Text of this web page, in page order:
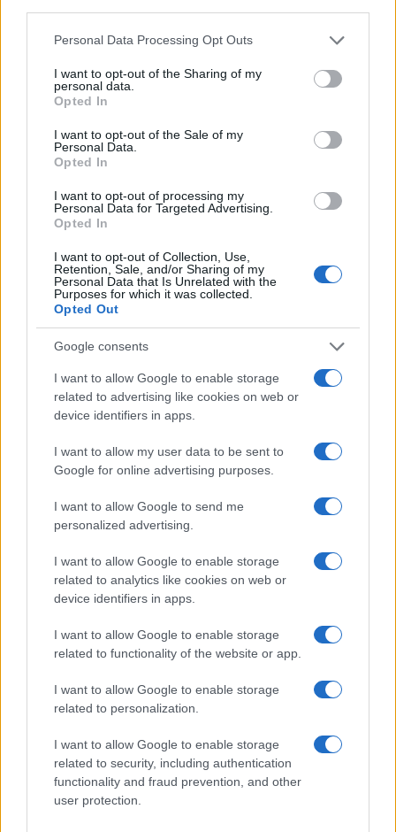
Please note that this website/app uses one or more Google
not limited to your visit or usage behaviour. You may click to
grant or deny consent to Google and its third-party tags to
use your data for below specified purposes in below Google
consent section.
Personal Data Processing Opt Outs
I want to opt-out of the Sharing of my
personal data.
Opted In
I want to opt-out of the Sale of my
Personal Data.
Opted In
I want to opt-out of processing my
Personal Data for Targeted Advertising.
Opted In
I want to opt-out of Collection, Use,
Retention, Sale, and/or Sharing of my
Personal Data that Is Unrelated with the
Purposes for which it was collected.
Opted Out
Google consents
I want to allow Google to enable storage
related to advertising like cookies on web or
device identifiers in apps.
I want to allow my user data to be sent to
Google for online advertising purposes.
I want to allow Google to send me
personalized advertising.
I want to allow Google to enable storage
related to analytics like cookies on web or
device identifiers in apps.
I want to allow Google to enable storage
related to functionality of the website or app.
I want to allow Google to enable storage
related to personalization.
I want to allow Google to enable storage
related to security, including authentication
functionality and fraud prevention, and other
user protection.
Ricevi le nostre ultime news
daGoogle News
Condividi l'articolo
F
a
ce
b
o
o
k
T
w
it
te
r
Pi
n
te
re
st
W
h
at
s
p
p
S
h
a
re
Prossimo articolo
NOTIZIE RECENTI
Auto prende fuoco sulla strada statale 125 a
Olbia, cosa è successo
Incidente sulla 125 a Olbia, due auto coinvolte:
danni ingenti
Auto finisce contro un muretto, un ferito ad
Arzachena
Incidente a Baia Sardinia, scontro tra auto e
moto: un ferito
Olbia, le previsioni meteo per lunedì 10 agosto
2026